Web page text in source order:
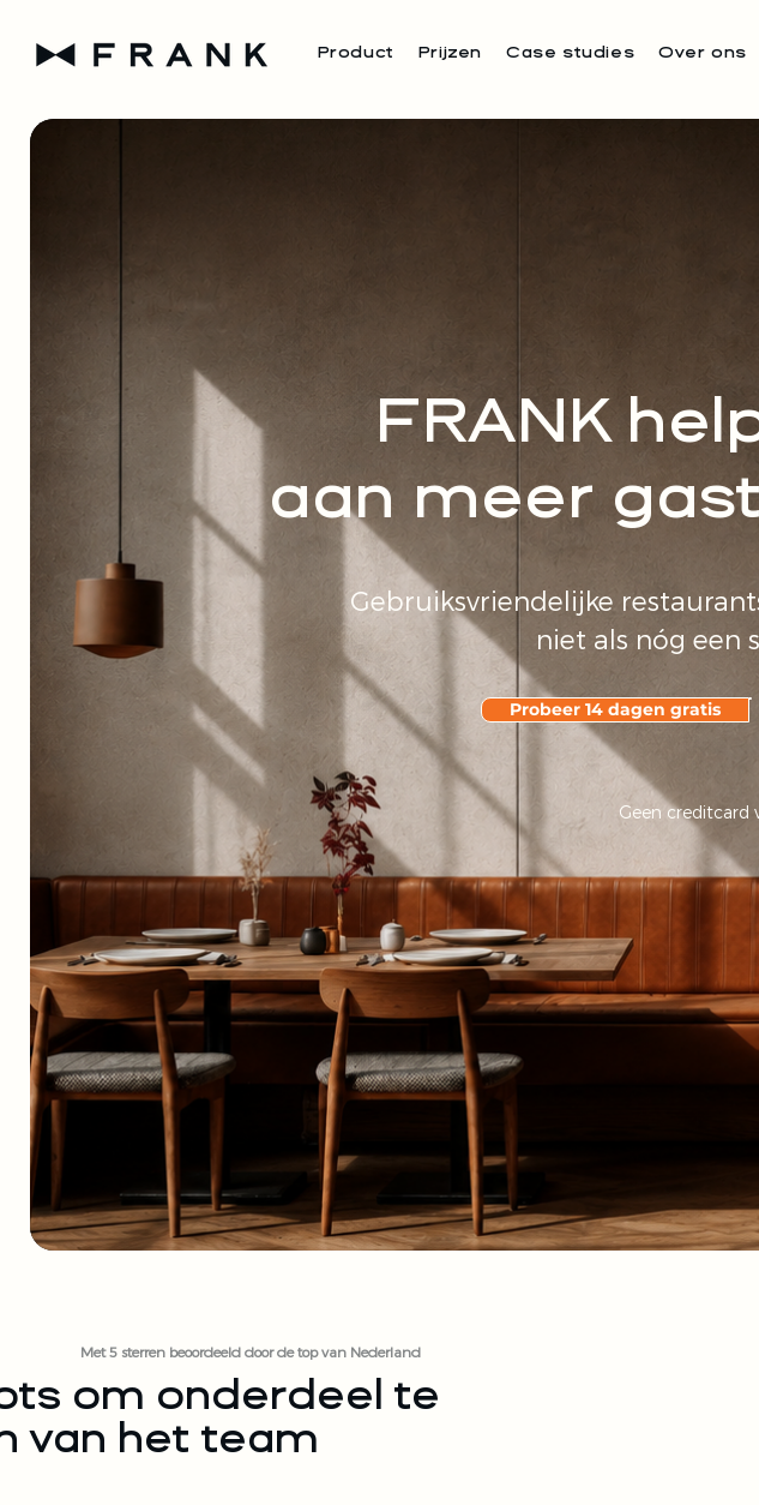
Product Prijzen Case studies Over ons
FRANK
aan meer
Gebruiksvriendelijke
niet als nóg een
Probeer 14 dagen gratis
Geen creditcard
Met 5 sterren beoordeeld door de top van Nederland
om onderdeel te
van het team